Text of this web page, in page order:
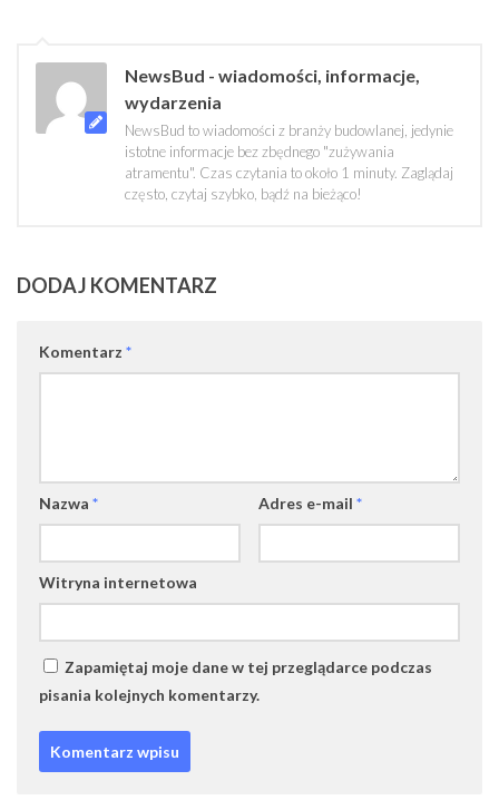
NewsBud - wiadomości, informacje,
wydarzenia
NewsBud to wiadomości z branży budowlanej, jedynie
istotne informacje bez zbędnego "zużywania
atramentu". Czas czytania to około 1 minuty. Zaglądaj
często, czytaj szybko, bądź na bieżąco!
DODAJ KOMENTARZ
Komentarz *
Nazwa * Adres e-mail *
Witryna internetowa
Zapamiętaj moje dane w tej przeglądarce podczas
pisania kolejnych komentarzy.